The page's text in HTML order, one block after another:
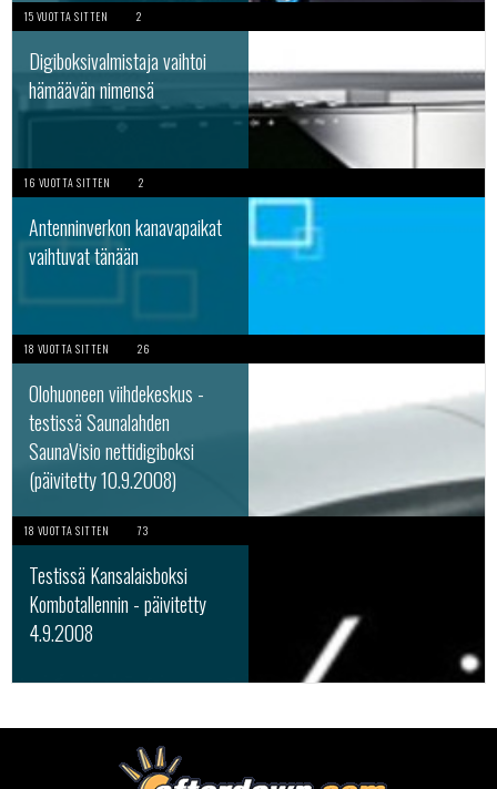
15 VUOTTA SITTEN 2
Digiboksivalmistaja vaihtoi
hämäävän nimensä
16 VUOTTA SITTEN 2
Antenninverkon kanavapaikat
vaihtuvat tänään
18 VUOTTA SITTEN 26
Olohuoneen viihdekeskus -
testissä Saunalahden
SaunaVisio nettidigiboksi
(päivitetty 10.9.2008)
18 VUOTTA SITTEN 73
Testissä Kansalaisboksi
Kombotallennin - päivitetty
4.9.2008